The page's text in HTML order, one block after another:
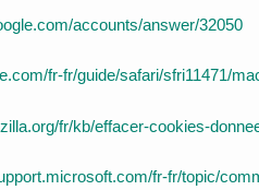
accounts/answer/32050
fr-fr/guide/safari/sfri11471/
fr/kb/effacer-cookies-
fr-fr/topic/